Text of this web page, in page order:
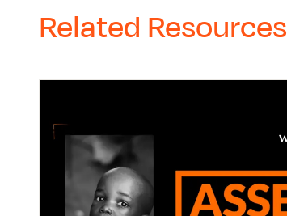
Related Resources